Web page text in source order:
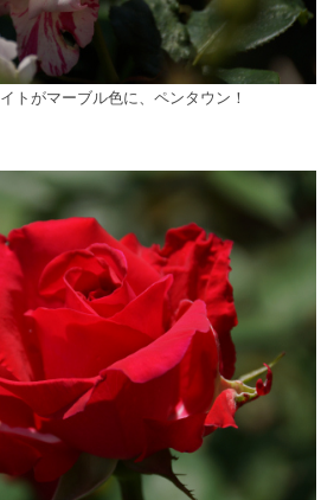
トがマーブル色に、ペンタウン！